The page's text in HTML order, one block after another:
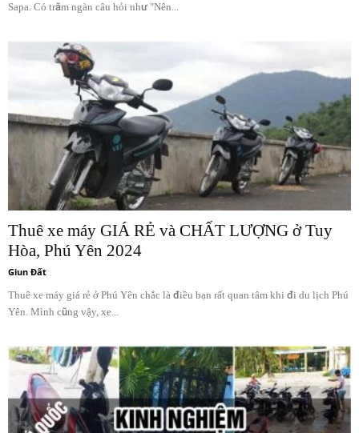
Sapa. Có trăm ngàn câu hỏi như "Nên...
Thuê xe máy GIÁ RẺ và CHẤT LƯỢNG ở Tuy
Hòa, Phú Yên 2024
Giun Đất
Thuê xe máy giá rẻ ở Phú Yên chắc là điều bạn rất quan tâm khi đi du lịch Phú
Yên. Mình cũng vậy, xe...